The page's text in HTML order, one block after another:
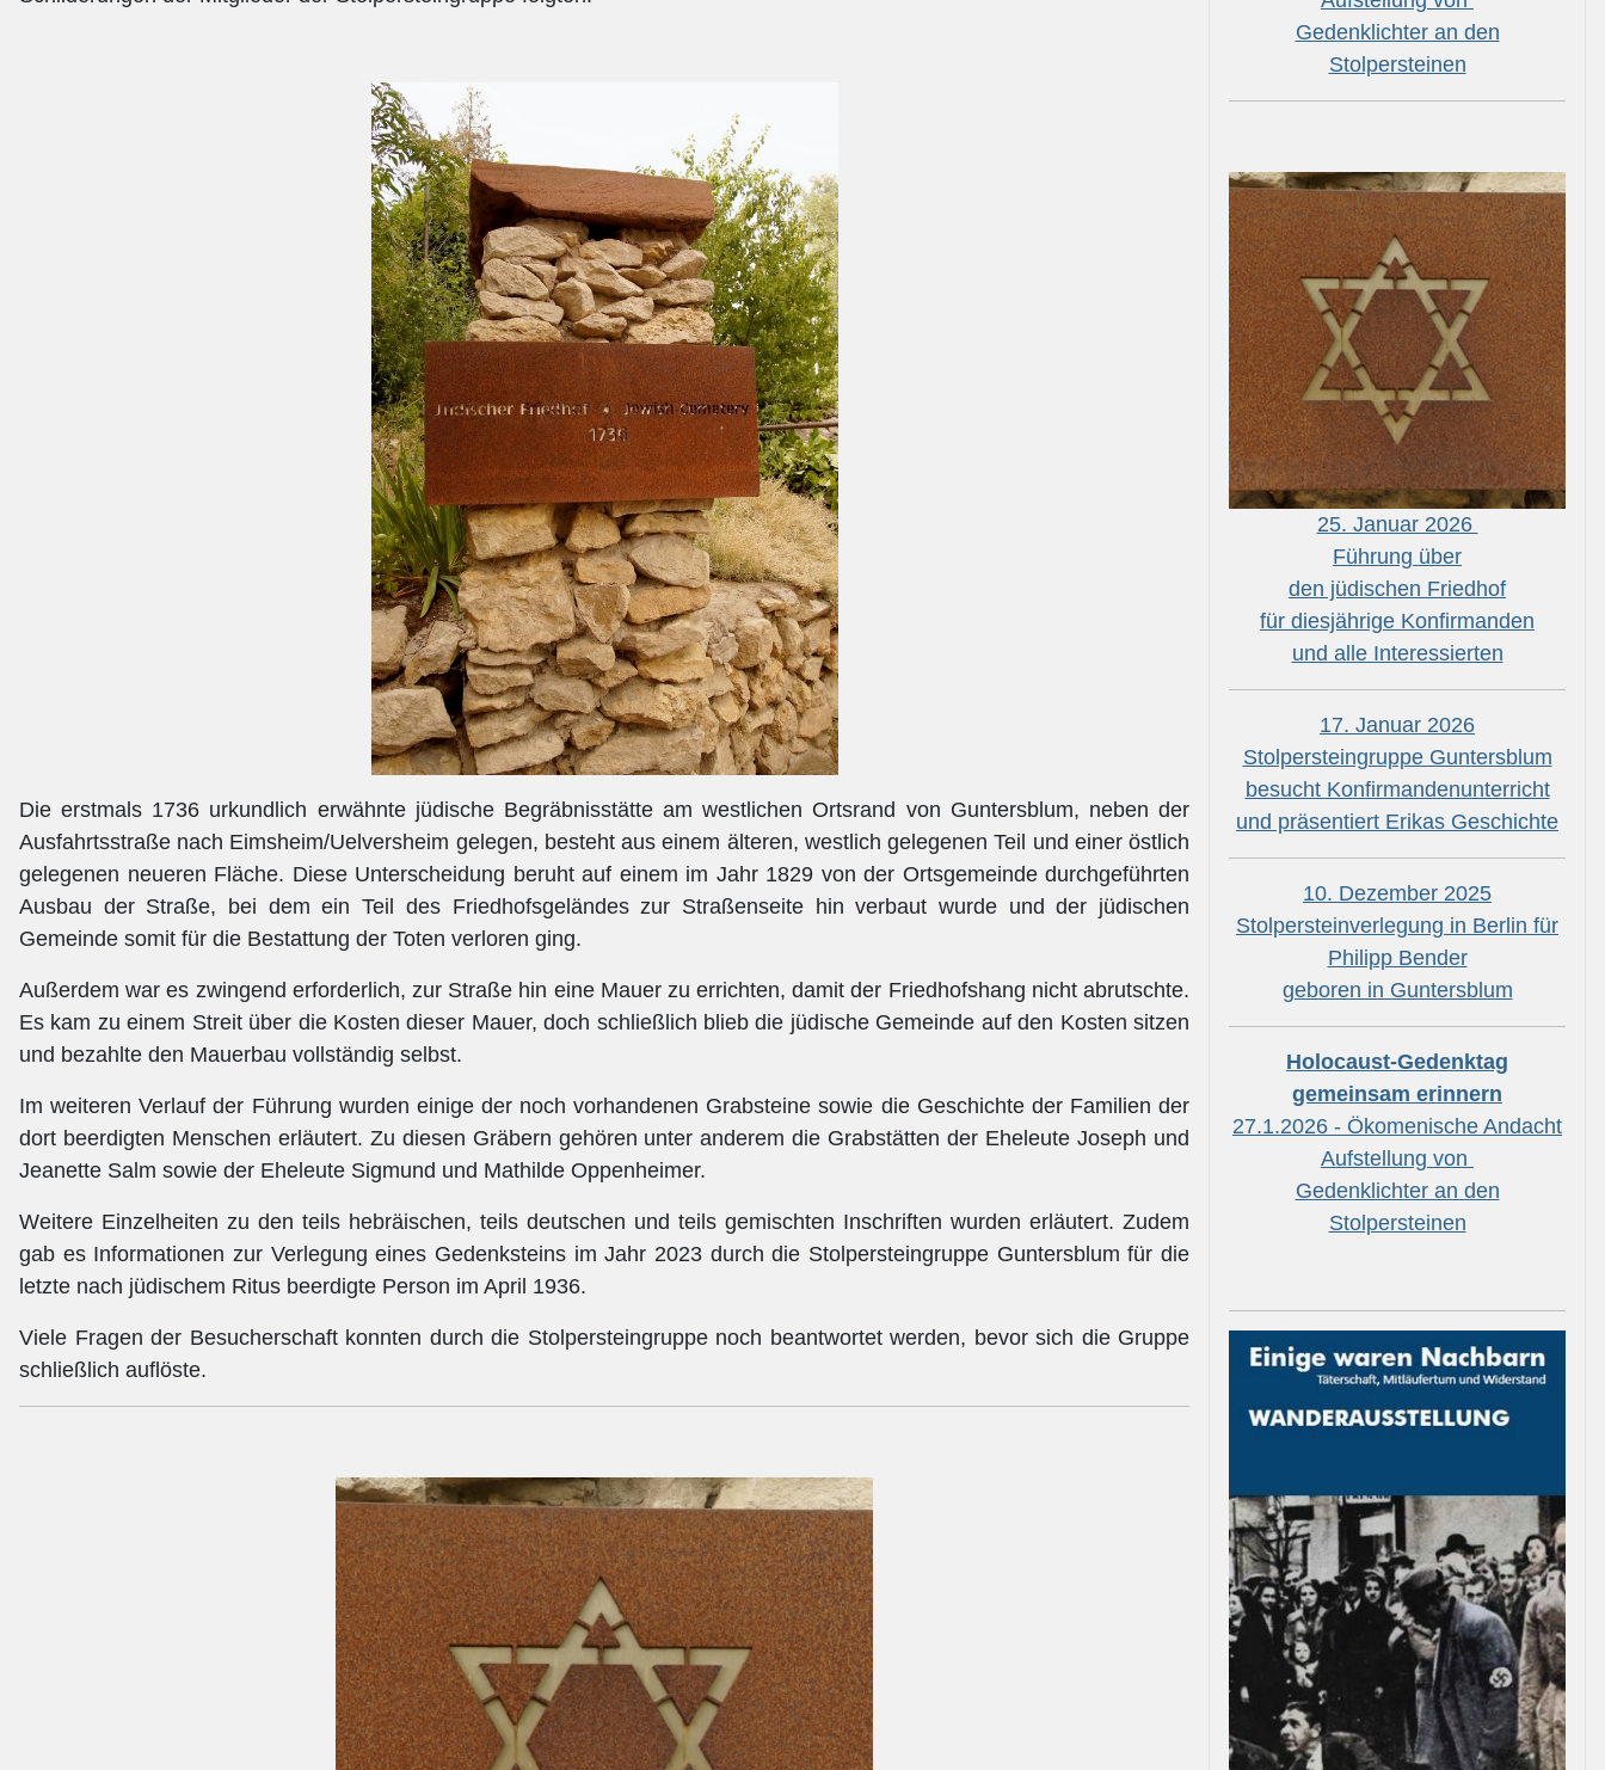
Die erstmals 1736 urkundlich erwähnte jüdische Begräbnisstätte am westlichen Ortsrand von Guntersblum, neben der
Ausfahrtsstraße nach Eimsheim/Uelversheim gelegen, besteht aus einem älteren, westlich gelegenen Teil und einer östlich
gelegenen neueren Fläche. Diese Unterscheidung beruht auf einem im Jahr 1829 von der Ortsgemeinde durchgeführten
Ausbau der Straße, bei dem ein Teil des Friedhofsgeländes zur Straßenseite hin verbaut wurde und der jüdischen
Gemeinde somit für die Bestattung der Toten verloren ging.
Außerdem war es zwingend erforderlich, zur Straße hin eine Mauer zu errichten, damit der Friedhofshang nicht abrutschte.
Es kam zu einem Streit über die Kosten dieser Mauer, doch schließlich blieb die jüdische Gemeinde auf den Kosten sitzen
und bezahlte den Mauerbau vollständig selbst.
Im weiteren Verlauf der Führung wurden einige der noch vorhandenen Grabsteine sowie die Geschichte der Familien der
dort beerdigten Menschen erläutert. Zu diesen Gräbern gehören unter anderem die Grabstätten der Eheleute Joseph und
Jeanette Salm sowie der Eheleute Sigmund und Mathilde Oppenheimer.
Weitere Einzelheiten zu den teils hebräischen, teils deutschen und teils gemischten Inschriften wurden erläutert. Zudem
gab es Informationen zur Verlegung eines Gedenksteins im Jahr 2023 durch die Stolpersteingruppe Guntersblum für die
letzte nach jüdischem Ritus beerdigte Person im April 1936.
Viele Fragen der Besucherschaft konnten durch die Stolpersteingruppe noch beantwortet werden, bevor sich die Gruppe
schließlich auflöste.
Gedenklichter an den
Stolpersteinen
25. Januar 2026
Führung über
den jüdischen Friedhof
für diesjährige Konfirmanden
und alle Interessierten
17. Januar 2026
Stolpersteingruppe Guntersblum
besucht Konfirmandenunterricht
und präsentiert Erikas Geschichte
10. Dezember 2025
Stolpersteinverlegung in Berlin für
Philipp Bender
geboren in Guntersblum
Holocaust-Gedenktag
gemeinsam erinnern
27.1.2026 - Ökomenische Andacht
Aufstellung von
Gedenklichter an den
Stolpersteinen